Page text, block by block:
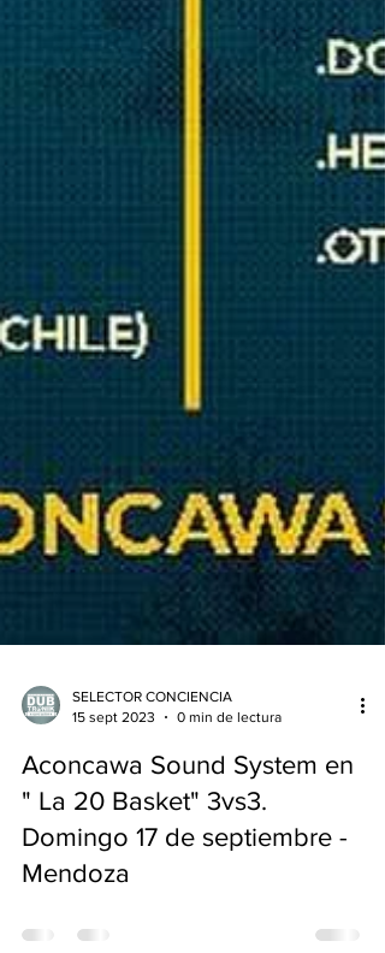
SELECTOR CONCIENCIA
0 min de lectura
Aconcawa Sound System en
" La 20 Basket" 3vs3.
Mendoza